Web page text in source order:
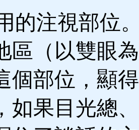
注視部位
區（以雙眼
個部位，顯
如果目光總